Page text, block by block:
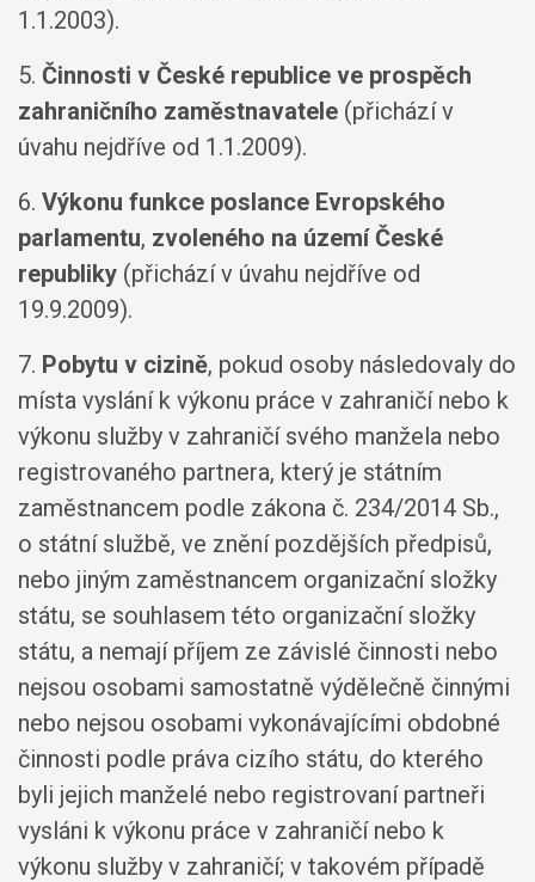
1.1.2003).
5. Činnosti v České republice ve prospěch
zahraničního zaměstnavatele (přichází v
úvahu nejdříve od 1.1.2009).
6. Výkonu funkce poslance Evropského
parlamentu, zvoleného na území České
republiky (přichází v úvahu nejdříve od
19.9.2009).
7. Pobytu v cizině, pokud osoby následovaly do
místa vyslání k výkonu práce v zahraničí nebo k
výkonu služby v zahraničí svého manžela nebo
registrovaného partnera, který je státním
zaměstnancem podle zákona č. 234/2014 Sb.,
o státní službě, ve znění pozdějších předpisů,
nebo jiným zaměstnancem organizační složky
státu, se souhlasem této organizační složky
státu, a nemají příjem ze závislé činnosti nebo
nejsou osobami samostatně výdělečně činnými
nebo nejsou osobami vykonávajícími obdobné
činnosti podle práva cizího státu, do kterého
byli jejich manželé nebo registrovaní partneři
vysláni k výkonu práce v zahraničí nebo k
výkonu služby v zahraničí; v takovém případě